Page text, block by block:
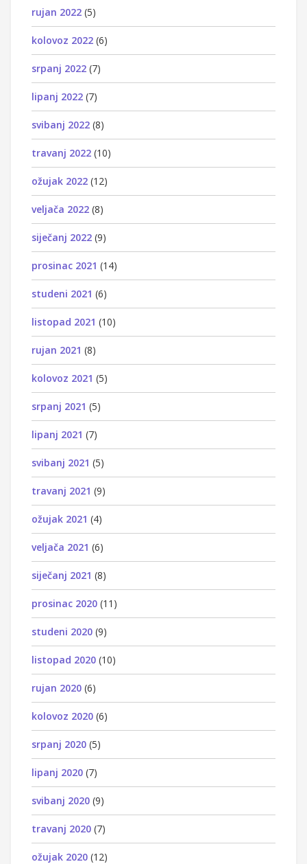
rujan 2022 (5)
kolovoz 2022 (6)
srpanj 2022 (7)
lipanj 2022 (7)
svibanj 2022 (8)
travanj 2022 (10)
ožujak 2022 (12)
veljača 2022 (8)
siječanj 2022 (9)
prosinac 2021 (14)
studeni 2021 (6)
listopad 2021 (10)
rujan 2021 (8)
kolovoz 2021 (5)
srpanj 2021 (5)
lipanj 2021 (7)
svibanj 2021 (5)
travanj 2021 (9)
ožujak 2021 (4)
veljača 2021 (6)
siječanj 2021 (8)
prosinac 2020 (11)
studeni 2020 (9)
listopad 2020 (10)
rujan 2020 (6)
kolovoz 2020 (6)
srpanj 2020 (5)
lipanj 2020 (7)
svibanj 2020 (9)
travanj 2020 (7)
ožujak 2020 (12)